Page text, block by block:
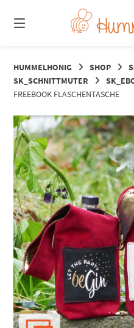
zum
Inhalt
HUMMELHONIG SHOP
SK_SCHNITTMUTER
FREEBOOK FLASCHENTASCHE